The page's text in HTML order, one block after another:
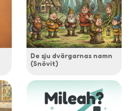
De sju dvärgarnas namn
(Snövit)